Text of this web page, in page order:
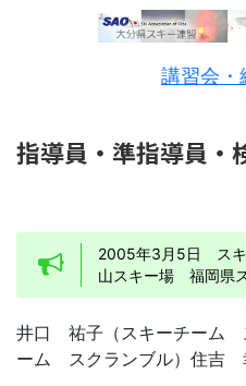
講習会・
指導員・準指導員・
2005年3月5日 ス
山スキー場 福岡県
井口 祐子（スキーチーム
ーム スクランブル）住吉